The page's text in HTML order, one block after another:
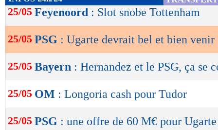
de
lecture
OK
25/05 Feyenoord : Slot snobe Tottenham
25/05 PSG : Ugarte devrait bel et bien venir
25/05 Bayern : Hernandez et le PSG, ça se
25/05 OM : Longoria cash pour Tudor
25/05 PSG : une offre de 60 M€ pour